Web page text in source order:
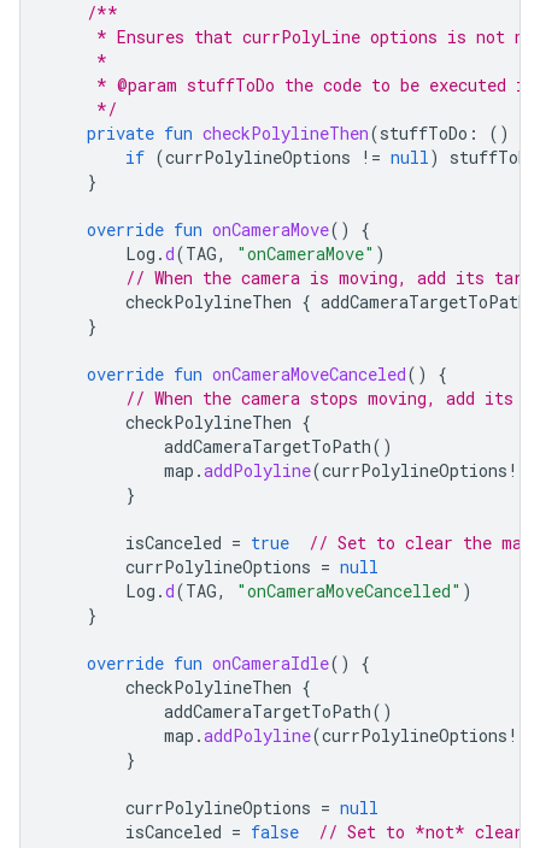
/**
* Ensures that currPolyLine options is not
     *
* @param stuffToDo the code to be executed
     */
private fun checkPolylineThen(stuffToDo : ()
if (currPolylineOptions != null) stuffToDo
}
override fun onCameraMove()
{
Log .d(TAG, "onCameraMove" )
// When the camera is moving, add its
checkPolylineThen { addCameraTargetToPath
}
override fun onCameraMoveCanceled()
{
// When the camera stops moving, add
checkPolylineThen {
addCameraTargetToPath()
map .addPolyline(currPolylineOptions !!
}
isCanceled = true
// Set to clear the map
currPolylineOptions = null
Log .d(TAG, "onCameraMoveCancelled" )
}
override fun onCameraIdle()
{
checkPolylineThen {
addCameraTargetToPath()
map .addPolyline(currPolylineOptions !!
}
currPolylineOptions = null
isCanceled = false
// Set to *not* clear